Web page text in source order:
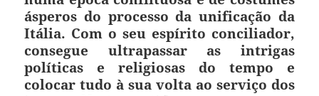
ásperos do processo da unificação da
Itália. Com o seu espírito conciliador,
consegue ultrapassar as intrigas
políticas e religiosas do tempo e
colocar tudo à sua volta ao serviço dos